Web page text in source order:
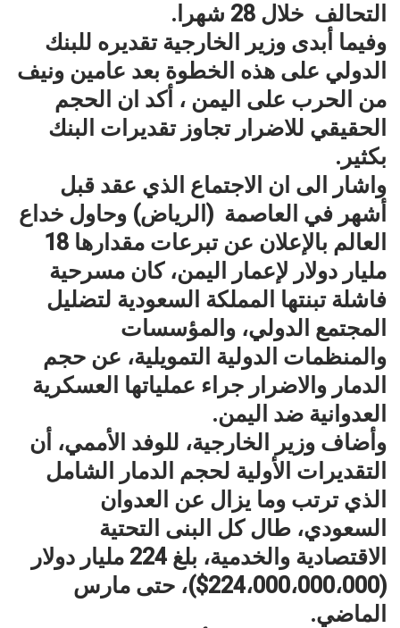
التحالف خلال 28 شهرا.
وفيما أبدى وزير الخارجية تقديره للبنك
الدولي على هذه الخطوة بعد عامين ونيف
من الحرب على اليمن ، أكد ان الحجم
الحقيقي للاضرار تجاوز تقديرات البنك
بكثير.
واشار الى ان الاجتماع الذي عقد قبل
أشهر في العاصمة (الرياض) وحاول خداع
العالم بالإعلان عن تبرعات مقدارها 18
مليار دولار لإعمار اليمن، كان مسرحية
فاشلة تبنتها المملكة السعودية لتضليل
المجتمع الدولي، والمؤسسات
والمنظمات الدولية التمويلية، عن حجم
الدمار والاضرار جراء عملياتها العسكرية
العدوانية ضد اليمن.
وأضاف وزير الخارجية، للوفد الأممي، أن
التقديرات الأولية لحجم الدمار الشامل
الذي ترتب وما يزال عن العدوان
السعودي، طال كل البنى التحتية
الاقتصادية والخدمية، بلغ 224 مليار دولار
(224،000،000،000$)، حتى مارس
الماضي.